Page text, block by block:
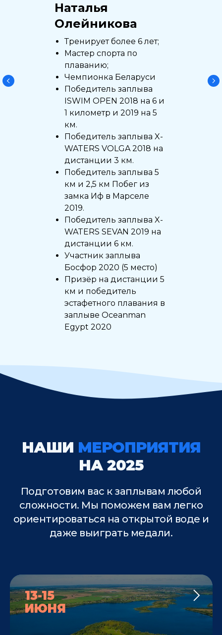
Наталья
Олейникова
Тренирует более 6 лет;
Мастер спорта по
плаванию;
Чемпионка Беларуси
Победитель заплыва
ISWIM OPEN 2018 на 6 и
1 километр и 2019 на 5
км.
Победитель заплыва X-
WATERS VOLGA 2018 на
дистанции 3 км.
Победитель заплыва 5
км и 2,5 км Побег из
замка Иф в Марселе
2019.
Победитель заплыва X-
WATERS SEVAN 2019 на
дистанции 6 км.
Участник заплыва
Босфор 2020 (5 место)
Призёр на дистанции 5
км и победитель
эстафетного плавания в
заплыве Oceanman
Egypt 2020
НАШИ МЕРОПРИЯТИЯ
НА 2025
Подготовим вас к заплывам любой
сложности. Мы поможем вам легко
ориентироваться на открытой воде и
даже выиграть медали.
13-15
ИЮНЯ